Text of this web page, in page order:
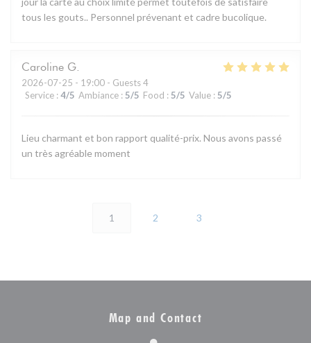
tous les gouts.. Personnel prévenant et cadre bucolique.
Caroline G
2026-07-25 - 19:00 - Guests 4
Service : 4/5 Ambiance : 5/5 Food : 5/5 Value : 5/5
Lieu charmant et bon rapport qualité-prix. Nous avons passé
un très agréable moment
1 2 3
Map and Contact